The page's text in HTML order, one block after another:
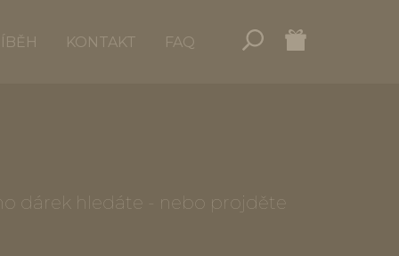
dárek hledáte - nebo projděte
KONTAKT FAQ